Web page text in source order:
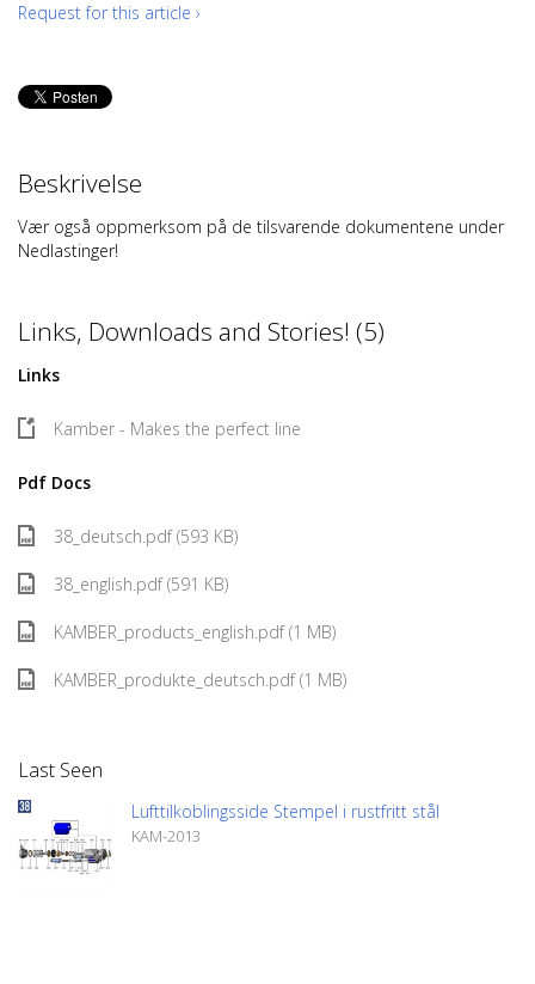
Request for this article ›
Beskrivelse
Vær også oppmerksom på de tilsvarende dokumentene under
Nedlastinger!
Links, Downloads and Stories! (5)
Links
Kamber - Makes the perfect line
Pdf Docs
38_deutsch.pdf (593 KB)
38_english.pdf (591 KB)
KAMBER_products_english.pdf (1 MB)
KAMBER_produkte_deutsch.pdf (1 MB)
Last Seen
Lufttilkoblingsside Stempel i rustfritt stål
KAM-2013